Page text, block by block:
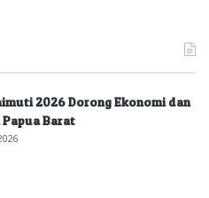
2026 Dorong Ekonomi dan
Barat